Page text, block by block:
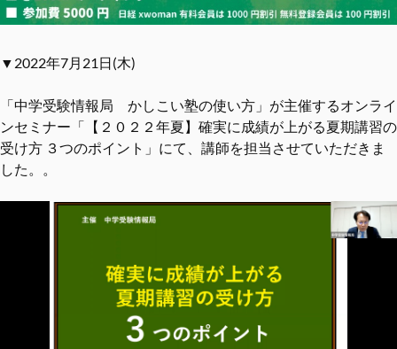
▼2022年7月21日(木)
「中学受験情報局 かしこい塾の使い方」が主催するオンライ
ンセミナー「【２０２２年夏】確実に成績が上がる夏期講習の
受け方 ３つのポイント」にて、講師を担当させていただきま
した。。